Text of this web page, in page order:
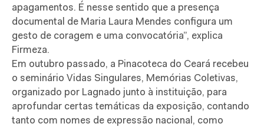
apagamentos. É nesse sentido que a presença
documental de Maria Laura Mendes configura um
gesto de coragem e uma convocatória”, explica
Firmeza.
Em outubro passado, a Pinacoteca do Ceará recebeu
o seminário Vidas Singulares, Memórias Coletivas,
organizado por Lagnado junto à instituição, para
aprofundar certas temáticas da exposição, contando
tanto com nomes de expressão nacional, como